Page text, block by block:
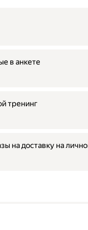
в анкете
тренинг
на доставку на